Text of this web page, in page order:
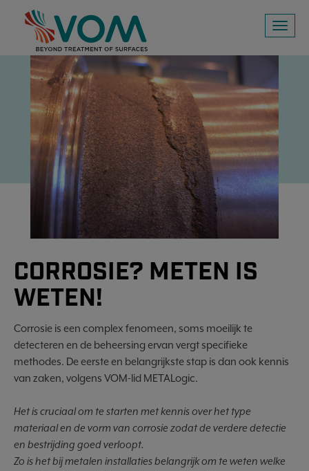
Toggle
CORROSIE? METEN IS
WETEN!
Corrosie is een complex fenomeen, soms moeilijk te
detecteren en de beheersing ervan vergt specifieke
methodes. De eerste en belangrijkste stap is dan ook kennis
van zaken, volgens VOM-lid METALogic.
Het is cruciaal om te starten met kennis over het type
materiaal en de vorm van corrosie zodat de verdere detectie
en bestrijding goed verloopt.
Zo is het bij metalen installaties belangrijk om te weten welke